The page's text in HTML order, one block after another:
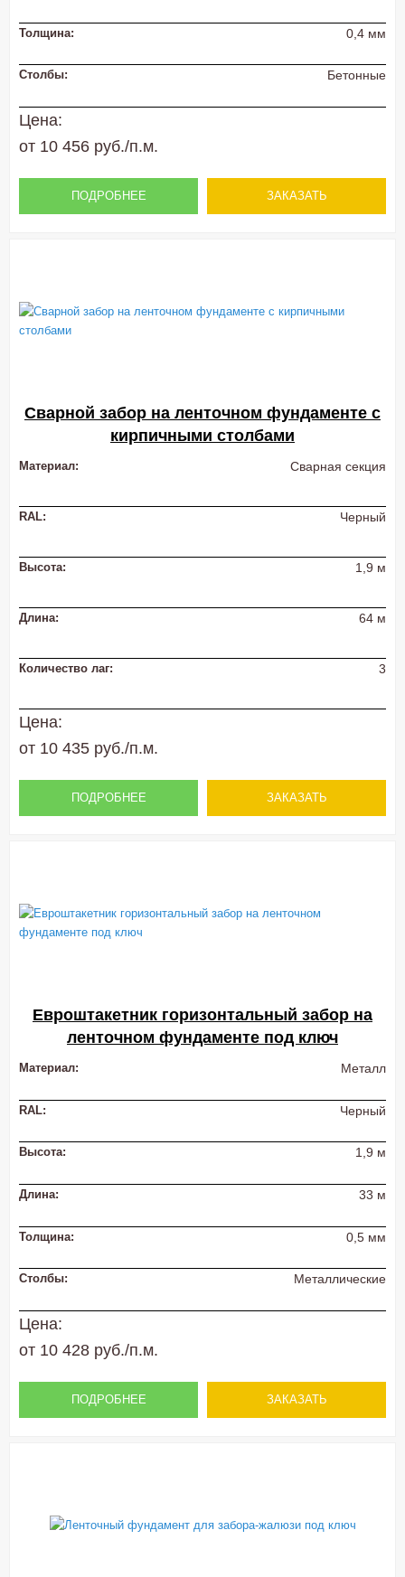
Толщина: 0,4 мм
Столбы: Бетонные
Цена:
от 10 456 руб./п.м.
ПОДРОБНЕЕ ЗАКАЗАТЬ
Сварной забор на ленточном фундаменте с
кирпичными столбами
Материал: Сварная секция
RAL: Черный
Высота: 1,9 м
Длина: 64 м
Количество лаг: 3
Цена:
от 10 435 руб./п.м.
ПОДРОБНЕЕ ЗАКАЗАТЬ
Евроштакетник горизонтальный забор на
ленточном фундаменте под ключ
Материал: Металл
RAL: Черный
Высота: 1,9 м
Длина: 33 м
Толщина: 0,5 мм
Столбы: Металлические
Цена:
от 10 428 руб./п.м.
ПОДРОБНЕЕ ЗАКАЗАТЬ